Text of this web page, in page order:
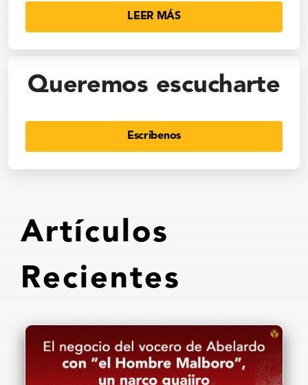
LEER MÁS
Queremos escucharte
Escríbenos
Artículos
Recientes